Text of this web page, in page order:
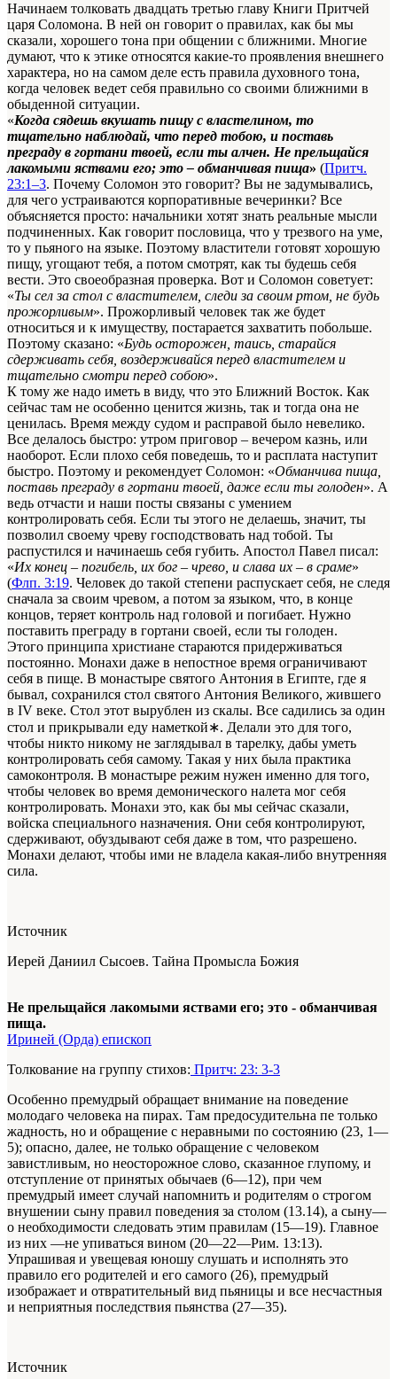
Начинаем толковать двадцать третью главу Книги Притчей
царя Соломона. В ней он говорит о правилах, как бы мы
сказали, хорошего тона при общении с ближними. Многие
думают, что к этике относятся какие-то проявления внешнего
характера, но на самом деле есть правила духовного тона,
когда человек ведет себя правильно со своими ближними в
обыденной ситуации.
«Когда сядешь вкушать пищу с властелином, то
тщательно наблюдай, что перед тобою, и поставь
преграду в гортани твоей, если ты алчен. Не прельщайся
лакомыми яствами его; это ‒ обманчивая пища» (Притч.
23:1–3. Почему Соломон это говорит? Вы не задумывались,
для чего устраиваются корпоративные вечеринки? Все
объясняется просто: начальники хотят знать реальные мысли
подчиненных. Как говорит пословица, что у трезвого на уме,
то у пьяного на языке. Поэтому властители готовят хорошую
пищу, угощают тебя, а потом смотрят, как ты будешь себя
вести. Это своеобразная проверка. Вот и Соломон советует:
«Ты сел за стол с властителем, следи за своим ртом, не будь
прожорливым». Прожорливый человек так же будет
относиться и к имуществу, постарается захватить побольше.
Поэтому сказано: «Будь осторожен, таись, старайся
сдерживать себя, воздерживайся перед властителем и
тщательно смотри перед собою».
К тому же надо иметь в виду, что это Ближний Восток. Как
сейчас там не особенно ценится жизнь, так и тогда она не
ценилась. Время между судом и расправой было невелико.
Все делалось быстро: утром приговор – вечером казнь, или
наоборот. Если плохо себя поведешь, то и расплата наступит
быстро. Поэтому и рекомендует Соломон: «Обманчива пища,
поставь преграду в гортани твоей, даже если ты голоден». А
ведь отчасти и наши посты связаны с умением
контролировать себя. Если ты этого не делаешь, значит, ты
позволил своему чреву господствовать над тобой. Ты
распустился и начинаешь себя губить. Апостол Павел писал:
«Их конец – погибель, их бог – чрево, и слава их – в сраме»
(Флп. 3:19. Человек до такой степени распускает себя, не следя
сначала за своим чревом, а потом за языком, что, в конце
концов, теряет контроль над головой и погибает. Нужно
поставить преграду в гортани своей, если ты голоден.
Этого принципа христиане стараются придерживаться
постоянно. Монахи даже в непостное время ограничивают
себя в пище. В монастыре святого Антония в Египте, где я
бывал, сохранился стол святого Антония Великого, жившего
в IV веке. Стол этот вырублен из скалы. Все садились за один
стол и прикрывали еду наметкой∗. Делали это для того,
чтобы никто никому не заглядывал в тарелку, дабы уметь
контролировать себя самому. Такая у них была практика
самоконтроля. В монастыре режим нужен именно для того,
чтобы человек во время демонического налета мог себя
контролировать. Монахи это, как бы мы сейчас сказали,
войска специального назначения. Они себя контролируют,
сдерживают, обуздывают себя даже в том, что разрешено.
Монахи делают, чтобы ими не владела какая-либо внутренняя
сила.
Источник
Иерей Даниил Сысоев. Тайна Промысла Божия
Не прельщайся лакомыми яствами его; это - обманчивая
пища.
Ириней (Орда) епископ
Толкование на группу стихов: Притч: 23: 3-3
Особенно премудрый обращает внимание на поведение
молодаго человека на пирах. Там предосудительна пе только
жадность, но и обращение с неравными по состоянию (23, 1—
5); опасно, далее, не только обращение с человеком
завистливым, но неосторожное слово, сказанное глупому, и
отступление от принятых обычаев (6—12), при чем
премудрый имеет случай напомнить и родителям о строгом
внушении сыну правил поведения за столом (13.14), а сыну—
о необходимости следовать этим правилам (15—19). Главное
из них —не упиваться вином (20—22—Рим. 13:13).
Упрашивая и увещевая юношу слушать и исполнять это
правило его родителей и его самого (26), премудрый
изображает и отвратительный вид пьяницы и все несчастныя
и неприятныя последствия пьянства (27—35).
Источник